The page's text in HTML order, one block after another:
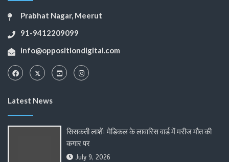
Prabhat Nagar, Meerut
91-9412209099
info@oppositiondigital.com
Latest News
सिसकती लाशेंः मेडिकल के लावारिस वार्ड में मरीज मौत की
कगार पर
July 9, 2026